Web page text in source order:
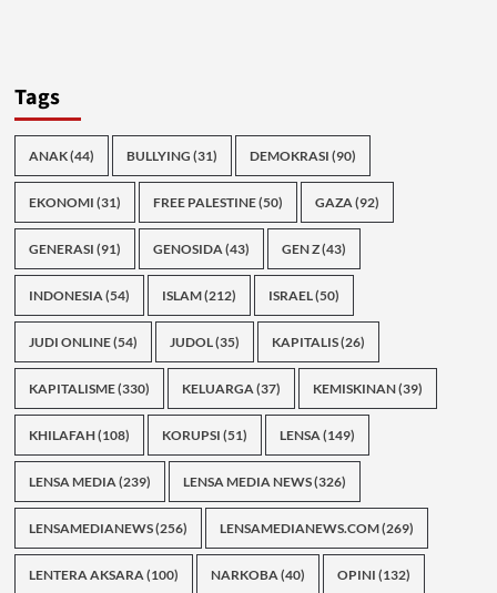
Tags
ANAK(44) BULLYING (31) DEMOKRASI (90)
EKONOMI (31) FREE PALESTINE(50) GAZA(92)
GENERASI (91) GENOSIDA(43) GEN Z(43)
INDONESIA(54) ISLAM(212) ISRAEL(50)
JUDI ONLINE(54) JUDOL(35) KAPITALIS(26)
KAPITALISME(330) KELUARGA(37) KEMISKINAN(39)
KHILAFAH(108) KORUPSI (51) LENSA(149)
LENSA MEDIA(239) LENSA MEDIA NEWS(326)
LENSAMEDIANEWS(256) LENSAMEDIANEWS.COM(269)
LENTERA AKSARA(100) NARKOBA(40) OPINI (132)